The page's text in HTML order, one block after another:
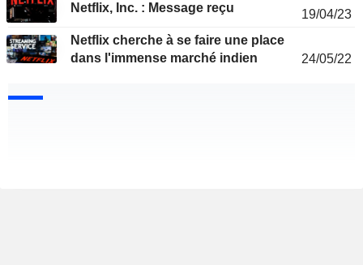
Netflix, Inc. : Message reçu
19/04/23
Netflix cherche à se faire une place
dans l'immense marché indien
24/05/22